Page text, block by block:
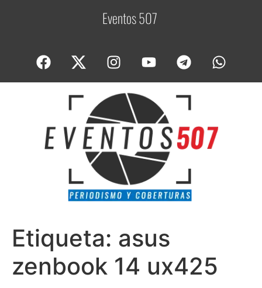
Eventos 507C
Etiqueta: asus
zenbook 14 ux425